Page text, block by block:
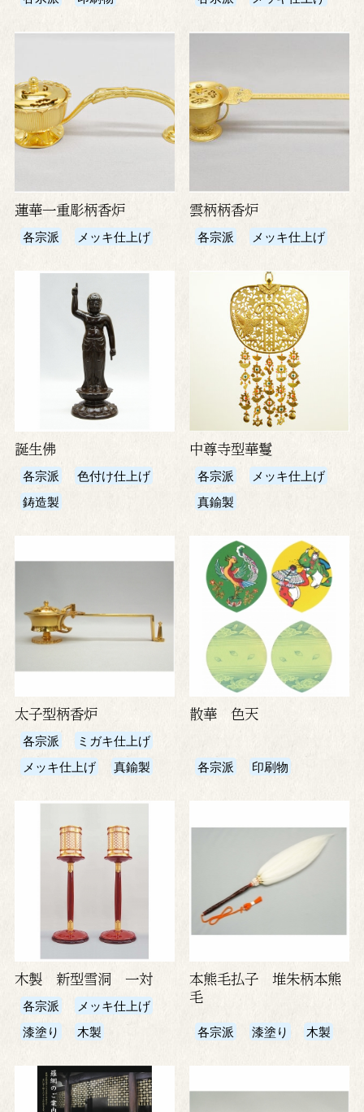
蓮華一重彫柄香炉
各宗派 メッキ仕上げ
雲柄柄香炉
各宗派 メッキ仕上げ
誕生佛
各宗派
色付け仕上げ
鋳造製
中尊寺型華鬘
各宗派
メッキ仕上げ
真鍮製
太子型柄香炉
各宗派
ミガキ仕上げ
メッキ仕上げ
真鍮製
散華 色天
各宗派 印刷物
木製 新型雪洞 一対
各宗派
メッキ仕上げ
漆塗り
木製
本熊毛払子 堆朱柄本熊
毛
各宗派 漆塗り 木製